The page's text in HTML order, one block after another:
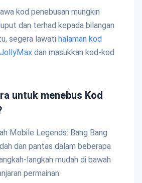
kod penebusan mungkin
dan terhad kepada bilangan
segera lawati halaman kod
dan masukkan kod-kod
untuk menebus Kod
Mobile Legends: Bang Bang
dan pantas dalam beberapa
langkah mudah di bawah
permainan: